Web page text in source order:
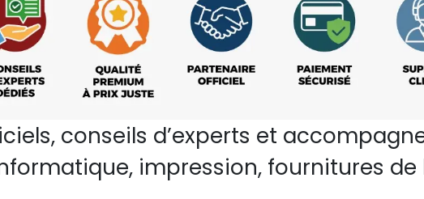
conseils d’experts et
impression, fournitures de